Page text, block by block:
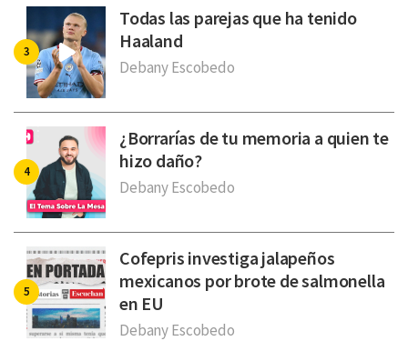
Todas las parejas que ha tenido
Haaland
Debany Escobedo
¿Borrarías de tu memoria a quien te
hizo daño?
Debany Escobedo
Cofepris investiga jalapeños
mexicanos por brote de salmonella
en EU
Debany Escobedo